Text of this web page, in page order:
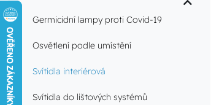
Germicidní lampy proti Covid-19
Osvětlení podle umístění
Svítidla interiérová
Svítidla do lištových systémů